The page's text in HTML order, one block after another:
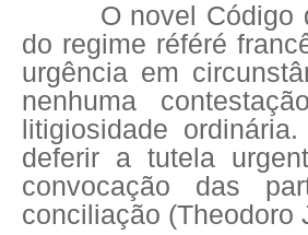
O novel Código
do regime référé
urgência em
nenhuma
litigiosidade
deferir a tutela
convocação das
conciliação (Theodoro